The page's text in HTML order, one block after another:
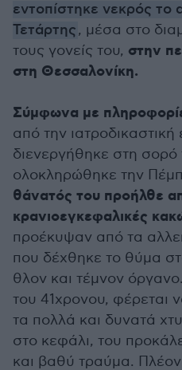
εντοπίστηκε νεκρός το
Τετάρτης, μέσα στο
τους γονείς του, στην
στη Θεσσαλονίκη.
Σύμφωνα με
από την
διενεργήθηκε στη σορό
ολοκληρώθηκε την
θάνατός του προήλθε
κρανιοεγκεφαλικές
προέκυψαν από τα
που δέχθηκε το θύμα
θλον και τέμνον
του 41χρονου, φέρεται
τα πολλά και δυνατά
στο κεφάλι, του
και βαθύ τραύμα. Πλέον